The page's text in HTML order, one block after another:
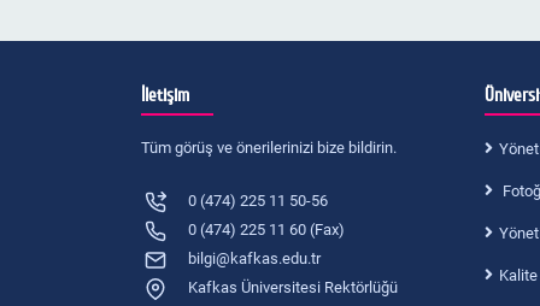
İletişim
Tüm görüş ve önerilerinizi bize bildirin.
0 (474) 225 11 50-56
0 (474) 225 11 60 (Fax)
bilgi@kafkas.edu.tr
Kafkas Üniversitesi Rektörlüğü